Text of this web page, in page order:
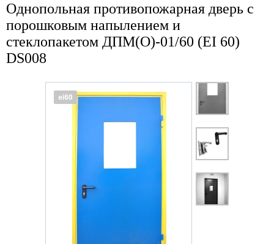
Однопольная противопожарная дверь с
порошковым напылением и
стеклопакетом ДПМ(О)-01/60 (EI 60)
DS008